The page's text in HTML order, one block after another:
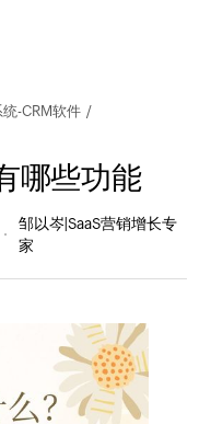
统-CRM软件 /
哪些功能
邹以岑|SaaS营销增长专
家